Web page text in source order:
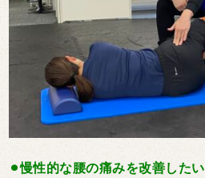
⚫︎慢性的な腰の痛みを改善したい